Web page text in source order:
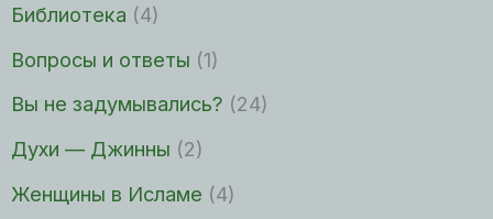
Библиотека (4)
Вопросы и ответы (1)
Вы не задумывались? (24)
Духи — Джинны (2)
Женщины в Исламе (4)